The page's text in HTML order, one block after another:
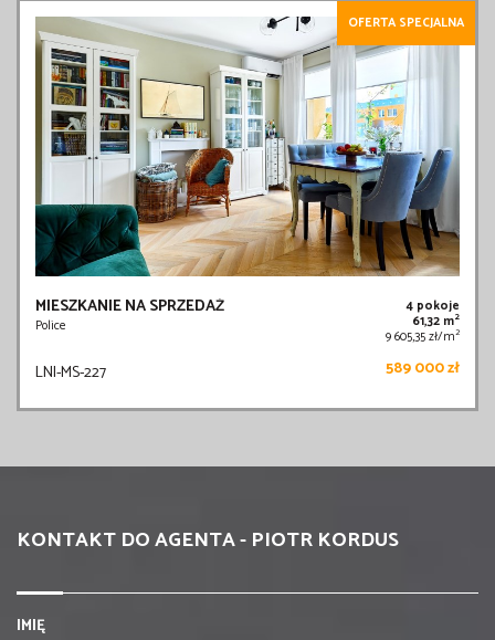
OFERTA SPECJALNA
MIESZKANIE NA SPRZEDAŻ
Police
4 pokoje
61,32 m2
9 605,35 zł/m2
LNI-MS-227 589 000 zł
KONTAKT DO AGENTA - PIOTR KORDUS
IMIĘ